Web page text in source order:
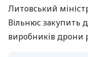
Литовський
Вільнюс закупить
виробників дрони